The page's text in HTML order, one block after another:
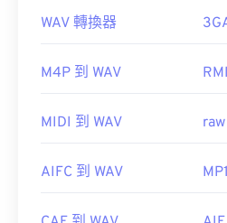
啟。在 Mac 系統中，它會在
有時，開啟 MPEG 檔案需要
載 MPEG-2 視訊解碼器（
WAV 轉換器
M4P 到 WAV
MIDI 到 WAV
AIFC 到 WAV